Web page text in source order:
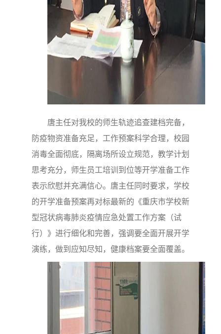
唐主任对我校的师生轨迹追查建档完备，
防疫物资准备充足，工作预案科学合理，校园
消毒全面彻底，隔离场所设立规范，教学计划
思考充分，师生员工培训到位等开学准备工作
表示欣慰并充满信心。唐主任同时要求，学校
的开学准备预案再对标最新的《重庆市学校新
型冠状病毒肺炎疫情应急处置工作方案（试
行）》进行细化和完善，强调要全面开展开学
演练，做到应知尽知，健康档案要全面覆盖。